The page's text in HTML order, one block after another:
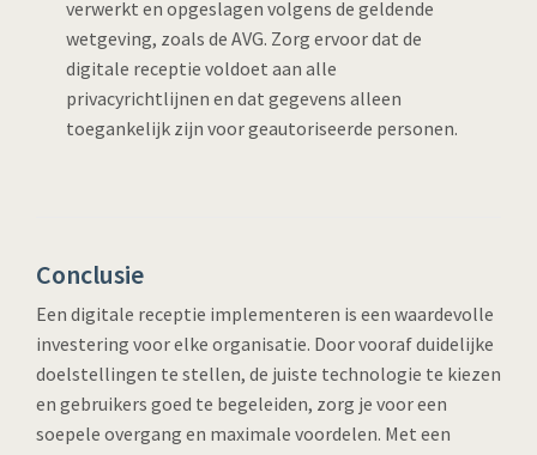
verwerkt en opgeslagen volgens de geldende
wetgeving, zoals de AVG. Zorg ervoor dat de
digitale receptie voldoet aan alle
privacyrichtlijnen en dat gegevens alleen
toegankelijk zijn voor geautoriseerde personen.
Conclusie
Een digitale receptie implementeren is een waardevolle
investering voor elke organisatie. Door vooraf duidelijke
doelstellingen te stellen, de juiste technologie te kiezen
en gebruikers goed te begeleiden, zorg je voor een
soepele overgang en maximale voordelen. Met een